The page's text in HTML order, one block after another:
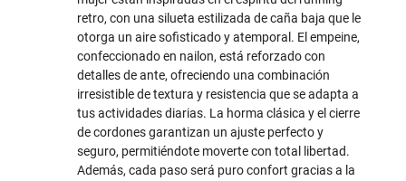
retro, con una silueta estilizada de caña baja que le
otorga un aire sofisticado y atemporal. El empeine,
confeccionado en nailon, está reforzado con
detalles de ante, ofreciendo una combinación
irresistible de textura y resistencia que se adapta a
tus actividades diarias. La horma clásica y el cierre
de cordones garantizan un ajuste perfecto y
seguro, permitiéndote moverte con total libertad.
Además, cada paso será puro confort gracias a la